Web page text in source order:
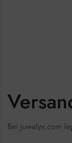
Bei Juwelyx.com